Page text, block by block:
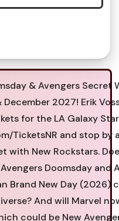
& Avengers Secret
2027! Erik
for the LA Galaxy
TicketsNR and stop by
with New Rockstars.
Doomsday and
Brand New Day (2026)
And will Marvel
could be New